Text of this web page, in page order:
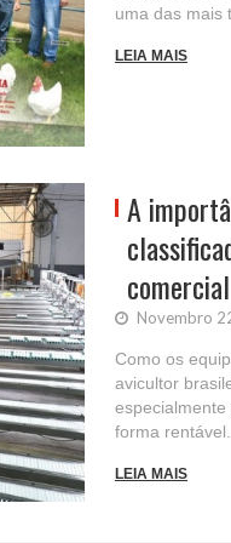
uma das mais
LEIA MAIS
A
comercial
Novembro
Como os
avicultor
forma rentável.
LEIA MAIS